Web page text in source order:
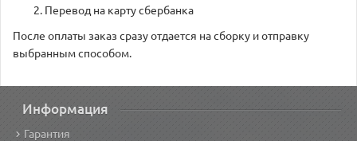
Перевод на карту сбербанка
После оплаты заказ сразу отдается на сборку и отправку
выбранным способом.
Информация
Гарантия